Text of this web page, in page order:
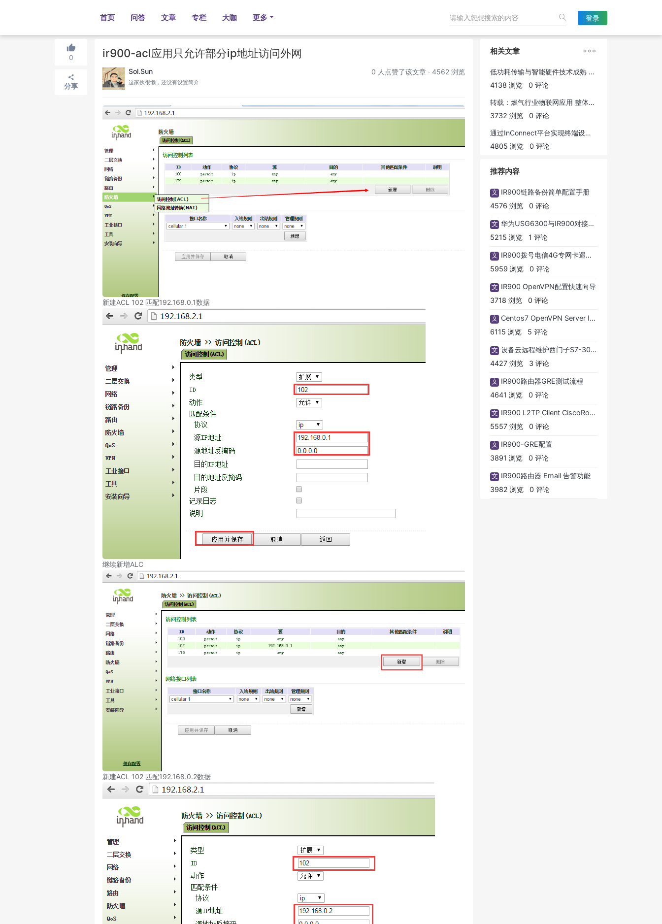
首页 问答 文章 专栏 大咖 更多 登录
0
分享
ir900-acl应用只允许部分ip地址访问外网
Sol.Sun
这家伙很懒，还没有设置简介
0 人点赞了该文章 · 4562 浏览
新建ACL 102 匹配192.168.0.1数据
继续新增ALC
新建ACL 102 匹配192.168.0.2数据
相关文章 
低功耗传输与智能硬件技术成熟 为物联网应用构建基础
4138 浏览
0 评论
转载：燃气行业物联网应用 整体解决方案
3732 浏览
0 评论
通过InConnect平台实现终端设备远程访问的应用案例
4805 浏览
0 评论
推荐内容
文 IR900链路备份简单配置手册
4576 浏览
0 评论
文 华为USG6300与IR900对接L2TPVPN
5215 浏览
1 评论
文 IR900拨号电信4G专网卡遇到问题及解决方法
5959 浏览
0 评论
文 IR900 OpenVPN配置快速向导
3718 浏览
0 评论
文 Centos7 OpenVPN Server IR900 Client 配置方式
6115 浏览
5 评论
文 设备云远程维护西门子S7-300（以太网）使用手册
4427 浏览
3 评论
文 IR900路由器GRE测试流程
4641 浏览
0 评论
文 IR900 L2TP Client CiscoRouter LNS 配置
5557 浏览
0 评论
文 IR900-GRE配置
3891 浏览
0 评论
文 IR900路由器 Email 告警功能
3982 浏览
0 评论